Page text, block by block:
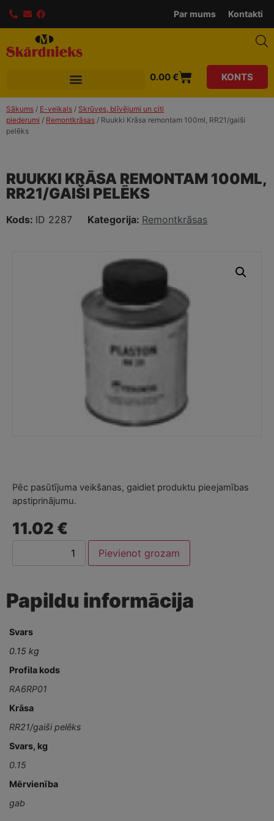
Par mums Kontakti
0.00€ KONTS
Sākums / E-veikals / Skrūves, blīvējumi un citi
piederumi / Remontkrāsas / Ruukki Krāsa remontam 100ml, RR21/gaiši
pelēks
RUUKKI KRĀSA REMONTAM 100ML,
RR21/GAIŠI PELĒKS
Kods: ID 2287 Kategorija: Remontkrāsas
Pēc pasūtījuma veikšanas, gaidiet produktu pieejamības
apstiprinājumu.
11.02 €
Pievienot grozam
Papildu informācija
Svars
0.15 kg
Profila kods
RA6RP01
Krāsa
RR21/gaiši pelēks
Svars, kg
0.15
Mērvienība
gab